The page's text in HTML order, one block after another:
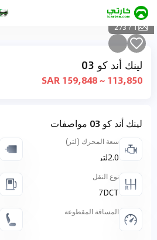
1
/
273
لينك أند كو 03
113,850 ~ 159,848 SAR
لينك أند كو 03 مواصفات
سعة المحرك (لتر)
2.0لتر
نوع النقل
7DCT
المسافة المقطوعة